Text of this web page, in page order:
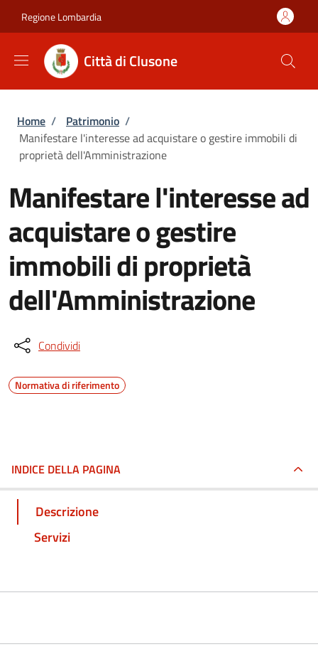
Regione Lombardia
Città di Clusone
Briciole di pane
Home / Patrimonio /
Manifestare l'interesse ad acquistare o gestire immobili di
proprietà dell'Amministrazione
Manifestare l'interesse ad
acquistare o gestire
immobili di proprietà
dell'Amministrazione
Condividi
Normativa di riferimento
INDICE DELLA PAGINA
Descrizione
Servizi